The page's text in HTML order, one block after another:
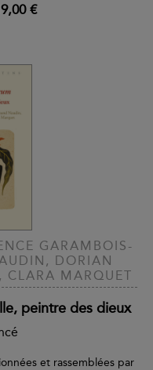
€
GARAMBOIS-
DORIAN
CLARA MARQUET
peintre des dieux
et rassemblées par